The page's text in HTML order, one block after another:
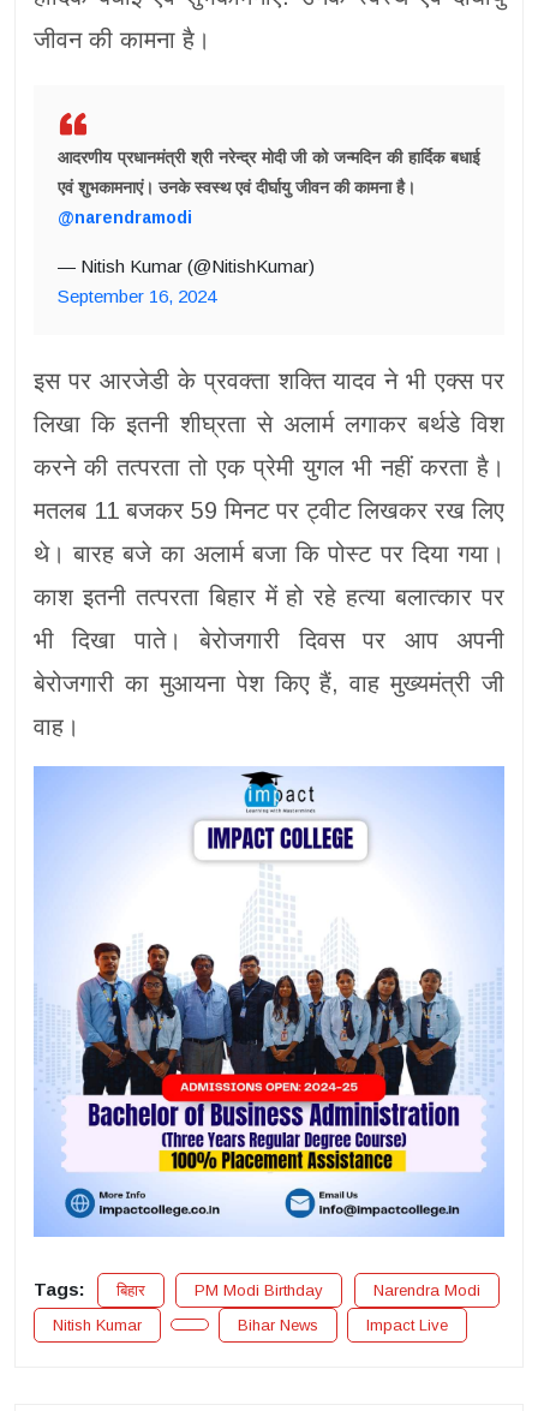
जीवन की कामना है।
आदरणीय प्रधानमंत्री श्री नरेन्द्र मोदी जी को जन्मदिन की हार्दिक बधाई
एवं शुभकामनाएं। उनके स्वस्थ एवं दीर्घायु जीवन की कामना है।
@narendramodi
— Nitish Kumar (@NitishKumar)
September 16, 2024
इस पर आरजेडी के प्रवक्ता शक्ति यादव ने भी एक्स पर
लिखा कि इतनी शीघ्रता से अलार्म लगाकर बर्थडे विश
करने की तत्परता तो एक प्रेमी युगल भी नहीं करता है।
मतलब 11 बजकर 59 मिनट पर ट्वीट लिखकर रख लिए
थे। बारह बजे का अलार्म बजा कि पोस्ट पर दिया गया।
काश इतनी तत्परता बिहार में हो रहे हत्या बलात्कार पर
भी दिखा पाते। बेरोजगारी दिवस पर आप अपनी
बेरोजगारी का मुआयना पेश किए हैं, वाह मुख्यमंत्री जी
वाह।
Tags: बिहार PM Modi Birthday
Narendra Modi
Nitish Kumar
Bihar News Impact Live